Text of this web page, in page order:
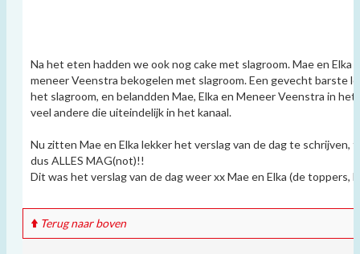
Na het eten hadden we ook nog cake met slagroom. Mae en Elka
meneer Veenstra bekogelen met slagroom. Een gevecht barste
het slagroom, en belandden Mae, Elka en Meneer Veenstra in het
veel andere die uiteindelijk in het kanaal.
Nu zitten Mae en Elka lekker het verslag van de dag te schrijven,
dus ALLES MAG(not)!!
Dit was het verslag van de dag weer xx Mae en Elka (de toppers,
Terug naar boven